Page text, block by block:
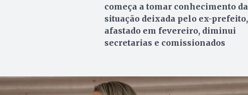
começa a tomar conhecimento da
situação deixada pelo ex-prefeito,
afastado em fevereiro, diminui
secretarias e comissionados